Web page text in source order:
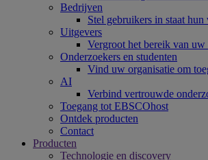
Bedrijven
Stel gebruikers in staat
Uitgevers
Vergroot het bereik van
Onderzoekers en studenten
Vind uw organisatie om
AI
Verbind vertrouwde
Toegang tot EBSCOhost
Ontdek producten
Contact
Producten
Technologie en discovery